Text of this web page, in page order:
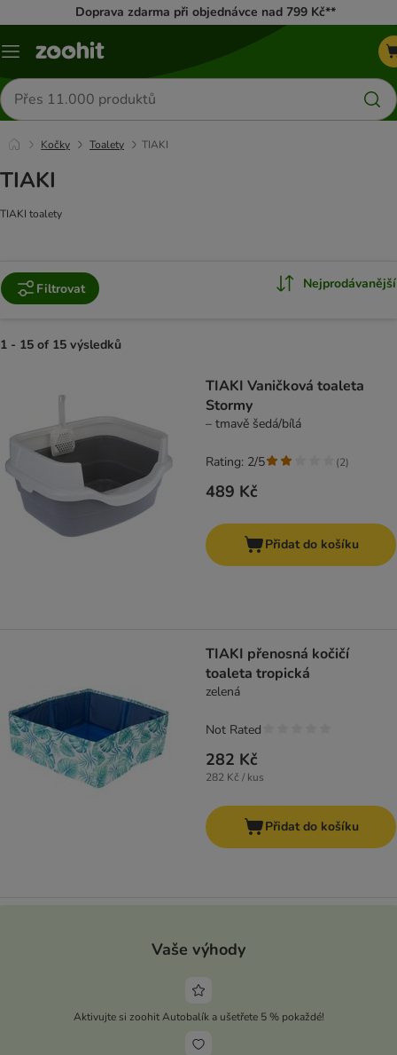
Doprava zdarma při objednávce nad 799 Kč**
Menu
Hledat
produkty
Kočky Toalety TIAKI
TIAKI
TIAKI toalety
Filtrovat Nejprodávanější
1 - 15 of 15 výsledků
TIAKI Vaničková toaleta
Stormy
– tmavě šedá/bílá
489 Kč
Rating: 2/5 (2)
Přidat do košíku
TIAKI přenosná kočičí
toaleta tropická
zelená
282 Kč
282 Kč / kus
Not Rated
Přidat do košíku
Vaše výhody
Aktivujte si zoohit Autobalík a ušetřete 5 % pokaždé!